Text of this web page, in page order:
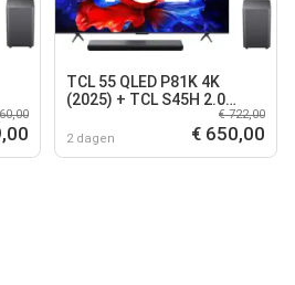
TCL 55 QLED P81K 4K
(2025) + TCL S45H 2.0
2 dagen
€ 722,00
€ 650,00